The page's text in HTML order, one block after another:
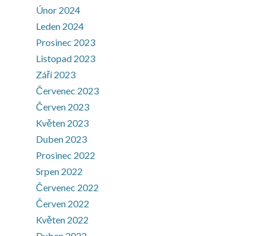
Únor 2024
Leden 2024
Prosinec 2023
Listopad 2023
Září 2023
Červenec 2023
Červen 2023
Květen 2023
Duben 2023
Prosinec 2022
Srpen 2022
Červenec 2022
Červen 2022
Květen 2022